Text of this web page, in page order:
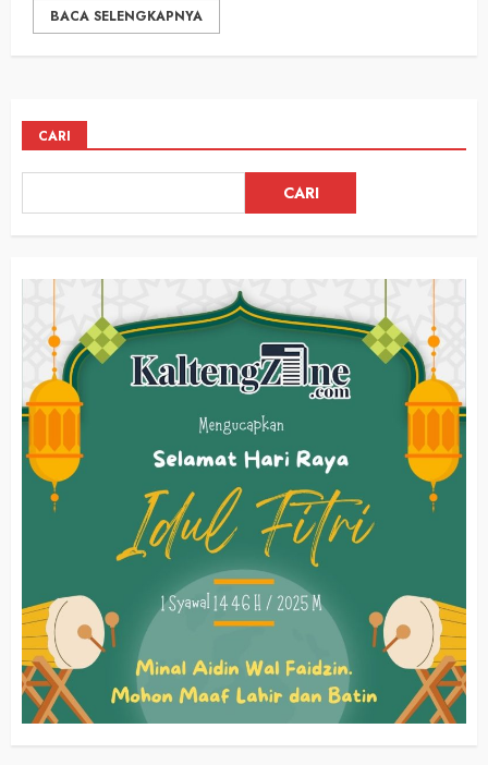
BACA SELENGKAPNYA
CARI
CARI